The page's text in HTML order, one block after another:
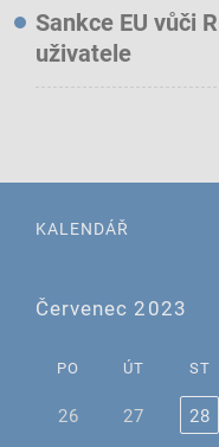
Sankce EU vůči
uživatele
KALENDÁŘ
Červenec 2023
PO ÚT ST
26 27 28